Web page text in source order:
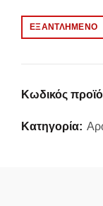
ΕΞΑΝΤΛΗΜΈΝΟ
Κωδικός
Κατηγορία: